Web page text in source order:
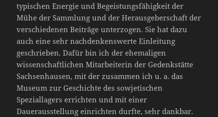
typischen Energie und Begeistungsfähigkeit der
Mühe der Sammlung und der Herausgeberschaft der
verschiedenen Beiträge unterzogen. Sie hat dazu
auch eine sehr nachdenkenswerte Einleitung
geschrieben. Dafür bin ich der ehemaligen
wissenschaftlichen Mitarbeiterin der Gedenkstätte
Sachsenhausen, mit der zusammen ich u. a. das
Museum zur Geschichte des sowjetischen
Speziallagers errichten und mit einer
Dauerausstellung einrichten durfte, sehr dankbar.